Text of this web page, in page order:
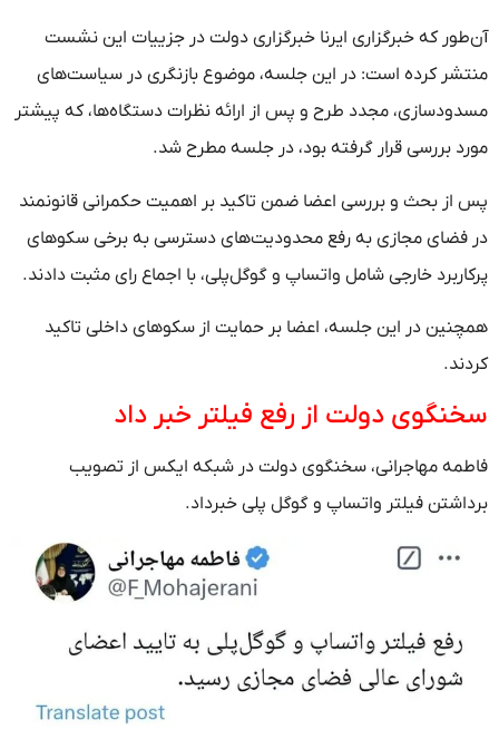
که خبرگزاری ایرنا خبرگزاری دولت در جزییات این نشست
کرده است: در این جلسه، موضوع بازنگری در سیاست‌های
مجدد طرح و پس از ارائه نظرات دستگاه‌ها، که پیشتر
بررسی قرار گرفته بود، در جلسه مطرح شد.
بحث و بررسی اعضا ضمن تاکید بر اهمیت حکمرانی قانونمند
مجازی به رفع محدودیت‌های دسترسی به برخی سکوهای
خارجی شامل واتساپ و گوگل‌پلی، با اجماع رای مثبت دادند.
در این جلسه، اعضا بر حمایت از سکوهای داخلی تاکید
دولت از رفع فیلتر خبر داد
مهاجرانی، سخنگوی دولت در شبکه ایکس از تصویب
فیلتر واتساپ و گوگل پلی خبرداد.